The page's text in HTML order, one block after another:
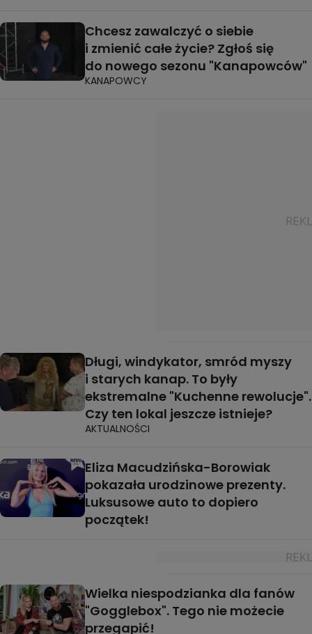
Chcesz zawalczyć o siebie
i zmienić całe życie? Zgłoś się
do nowego sezonu "Kanapowców"
KANAPOWCY
Długi, windykator, smród myszy
i starych kanap. To były
ekstremalne "Kuchenne rewolucje".
Czy ten lokal jeszcze istnieje?
AKTUALNOŚCI
Eliza Macudzińska-Borowiak
pokazała urodzinowe prezenty.
Luksusowe auto to dopiero
początek!
Wielka niespodzianka dla fanów
"Gogglebox". Tego nie możecie
przegapić!